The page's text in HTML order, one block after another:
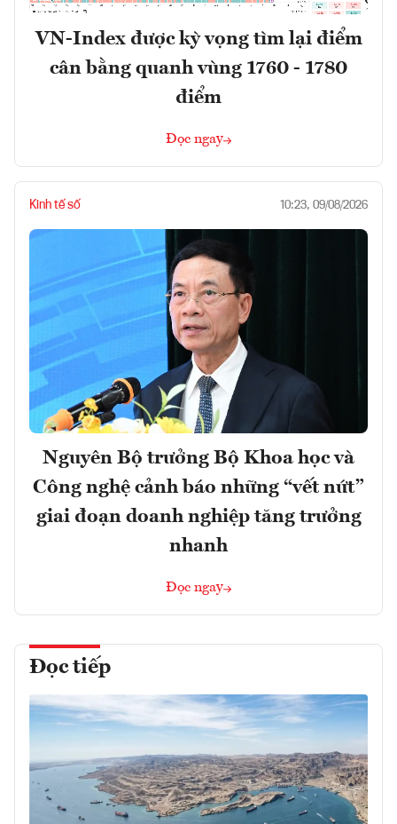
VN-Index được kỳ vọng tìm lại điểm
cân bằng quanh vùng 1760 - 1780
điểm
Đọc ngay
Kinh tế số 10:23, 09/08/2026
Nguyên Bộ trưởng Bộ Khoa học và
Công nghệ cảnh báo những “vết nứt”
giai đoạn doanh nghiệp tăng trưởng
nhanh
Đọc ngay
Đọc tiếp